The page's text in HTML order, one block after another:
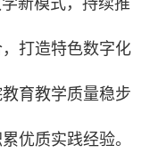
打造特色数字化
育教学质量稳步
优质实践经验。